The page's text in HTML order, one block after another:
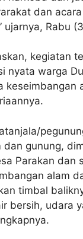
dan
ujarnya, Rabu
kegiatan
nyata warga
keseimbangan
dan gunung,
Parakan dan
alam
timbal
bersih, udara